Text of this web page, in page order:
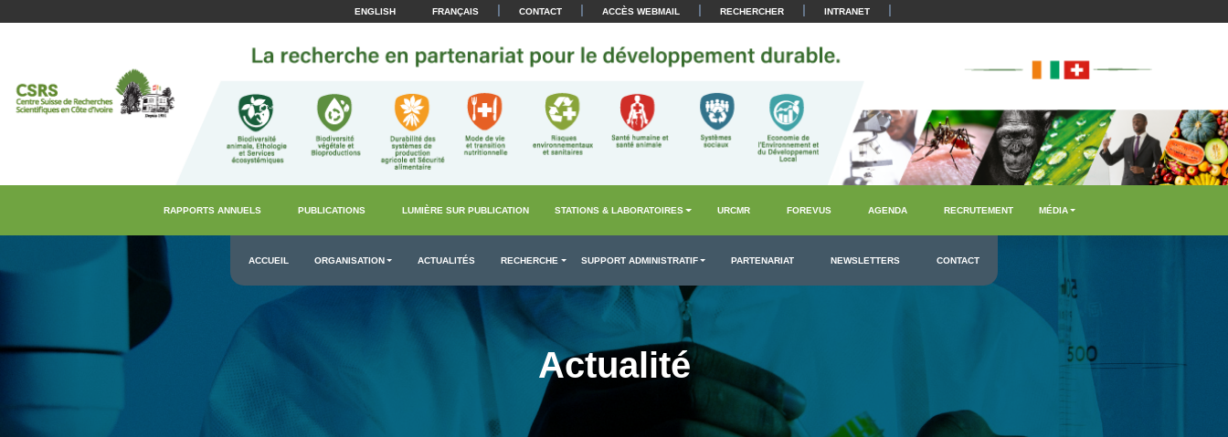
ENGLISH FRANÇAIS | CONTACT | ACCÈS WEBMAIL | RECHERCHER | INTRANET |
RAPPORTS ANNUELS PUBLICATIONS LUMIÈRE SUR PUBLICATION STATIONS & LABORATOIRES URCMR FOREVUS AGENDA RECRUTEMENT MÉDIA
ACCUEIL ORGANISATION ACTUALITÉS RECHERCHE SUPPORT ADMINISTRATIF PARTENARIAT NEWSLETTERS CONTACT
Actualité